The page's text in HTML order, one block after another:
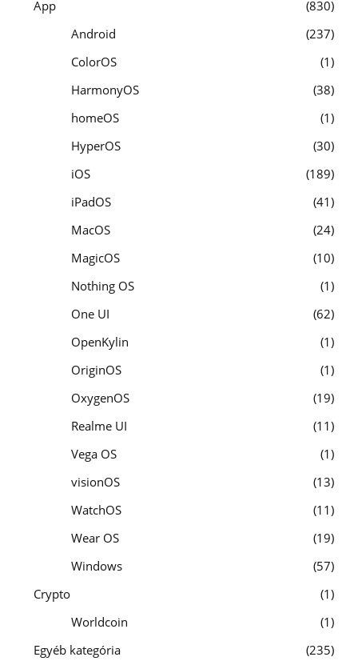
App
830
Android
237
ColorOS
1
HarmonyOS
38
homeOS
1
HyperOS
30
iOS
189
iPadOS
41
MacOS
24
MagicOS
10
Nothing OS
1
One UI
62
OpenKylin
1
OriginOS
1
OxygenOS
19
Realme UI
11
Vega OS
1
visionOS
13
WatchOS
11
Wear OS
19
Windows
57
Crypto
1
Worldcoin
1
Egyéb kategória
235